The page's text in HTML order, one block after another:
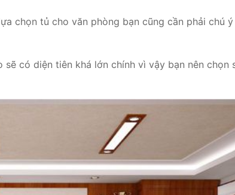
chọn tủ cho văn phòng bạn cũng cần phải chú
có diện tiên khá lớn chính vì vậy bạn nên chọn